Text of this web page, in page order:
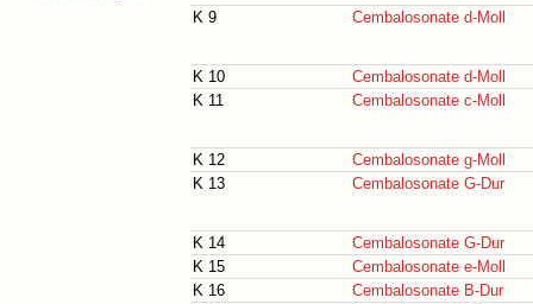
K 9 Cembalosonate d-Moll
K 10
Cembalosonate d-Moll
K 11
Cembalosonate c-Moll
K 12
Cembalosonate g-Moll
K 13
Cembalosonate G-Dur
K 14
Cembalosonate G-Dur
K 15
Cembalosonate e-Moll
K 16
Cembalosonate B-Dur